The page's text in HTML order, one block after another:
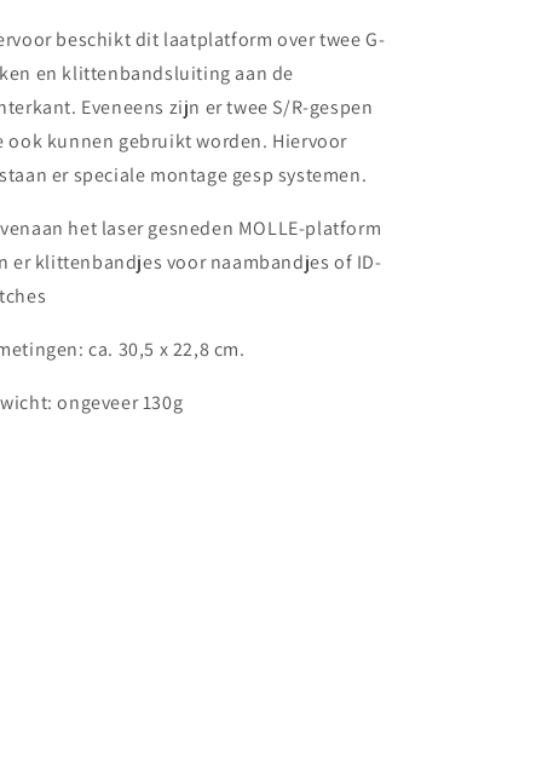
beschikt dit laatplatform over twee G-
en klittenbandsluiting aan de
Eveneens zijn er twee S/R-gespen
ook kunnen gebruikt worden. Hiervoor
er speciale montage gesp systemen.
het laser gesneden MOLLE-platform
er klittenbandjes voor naambandjes of ID-
ca. 30,5 x 22,8 cm.
ongeveer 130g